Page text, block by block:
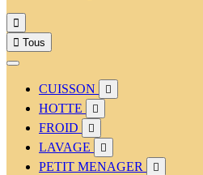

 Tous
CUISSON 
HOTTE 
FROID 
LAVAGE 
PETIT MENAGER 